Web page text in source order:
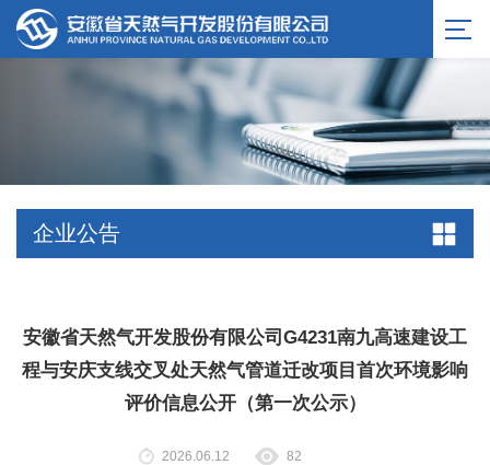
企业公告
安徽省天然气开发股份有限公司G4231南九高速建设工
程与安庆支线交叉处天然气管道迁改项目首次环境影响
评价信息公开（第一次公示）
2026.06.12 82